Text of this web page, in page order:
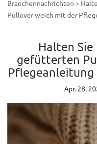
Branchennachrichten >
Pullover weich mit der
Halten
gefütterten
Pflegeanleitung
Apr. 28,